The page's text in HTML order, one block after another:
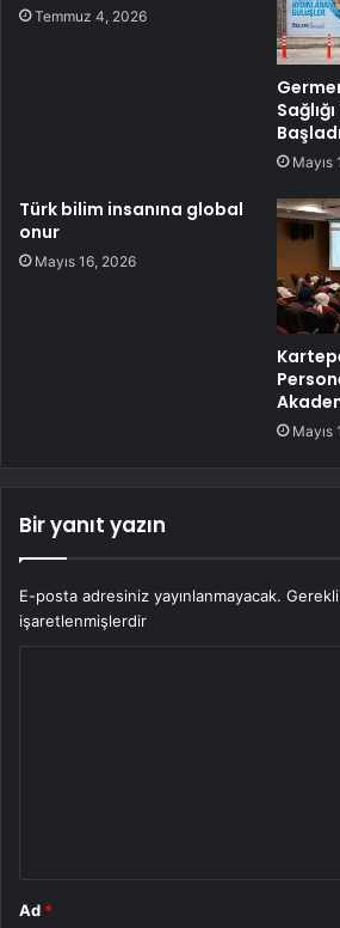
Temmuz 4, 2026
Başladı
Mayıs
Türk bilim insanına global
onur
Mayıs 16, 2026
Mayıs
Bir yanıt yazın
E-posta adresiniz yayınlanmayacak.
işaretlenmişlerdir
Ad *